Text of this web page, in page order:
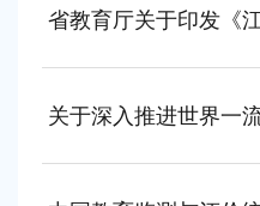
省教育厅关于印发《
关于深入推进世界一